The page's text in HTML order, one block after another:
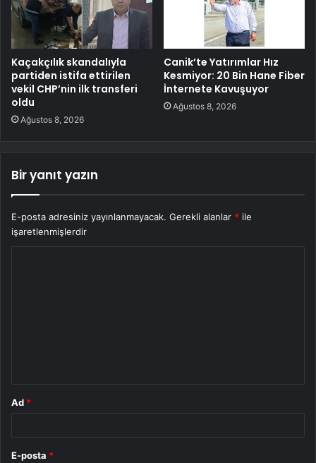
Kaçakçılık skandalıyla
partiden istifa ettirilen
vekil CHP’nin ilk transferi
oldu
Ağustos 8, 2026
Canik’te Yatırımlar Hız
Kesmiyor: 20 Bin Hane Fiber
İnternete Kavuşuyor
Ağustos 8, 2026
Bir yanıt yazın
E-posta adresiniz yayınlanmayacak. Gerekli alanlar * ile
işaretlenmişlerdir
Ad *
E-posta *